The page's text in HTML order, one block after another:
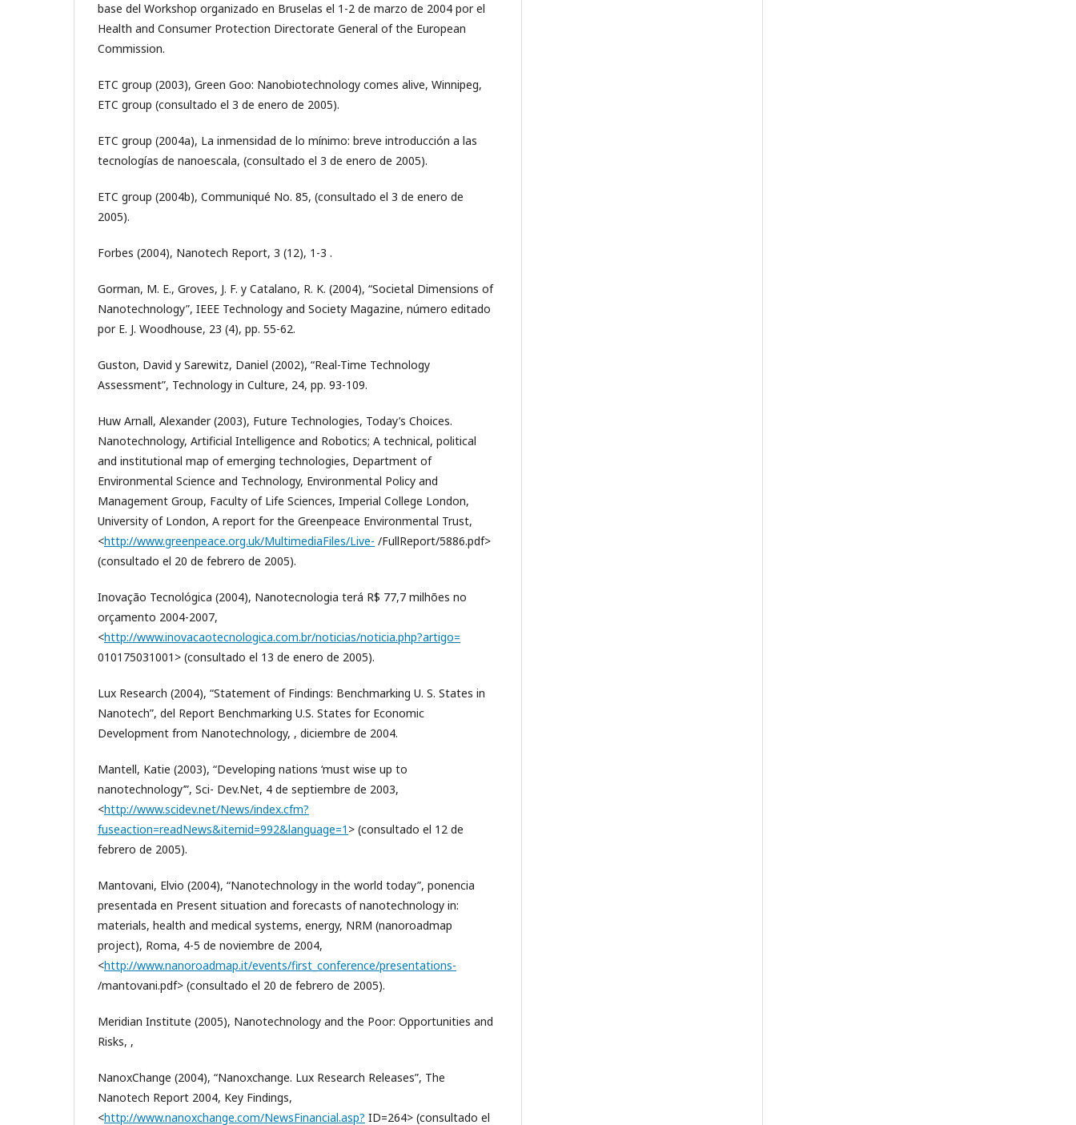
base del Workshop organizado en Bruselas el 1-2 de marzo de 2004 por el
Health and Consumer Protection Directorate General of the European
Commission.
ETC group (2003), Green Goo: Nanobiotechnology comes alive, Winnipeg,
ETC group (consultado el 3 de enero de 2005).
ETC group (2004a), La inmensidad de lo mínimo: breve introducción a las
tecnologías de nanoescala, (consultado el 3 de enero de 2005).
ETC group (2004b), Communiqué No. 85, (consultado el 3 de enero de
2005).
Forbes (2004), Nanotech Report, 3 (12), 1-3 .
Gorman, M. E., Groves, J. F. y Catalano, R. K. (2004), “Societal Dimensions of
Nanotechnology”, IEEE Technology and Society Magazine, número editado
por E. J. Woodhouse, 23 (4), pp. 55-62.
Guston, David y Sarewitz, Daniel (2002), “Real-Time Technology
Assessment”, Technology in Culture, 24, pp. 93-109.
Huw Arnall, Alexander (2003), Future Technologies, Today’s Choices.
Nanotechnology, Artificial Intelligence and Robotics; A technical, political
and institutional map of emerging technologies, Department of
Environmental Science and Technology, Environmental Policy and
Management Group, Faculty of Life Sciences, Imperial College London,
University of London, A report for the Greenpeace Environmental Trust,
<http://www.greenpeace.org.uk/MultimediaFiles/Live- /FullReport/5886.pdf>
(consultado el 20 de febrero de 2005).
Inovação Tecnológica (2004), Nanotecnologia terá R$ 77,7 milhões no
orçamento 2004-2007,
<http://www.inovacaotecnologica.com.br/noticias/noticia.php?artigo=
010175031001> (consultado el 13 de enero de 2005).
Lux Research (2004), “Statement of Findings: Benchmarking U. S. States in
Nanotech”, del Report Benchmarking U.S. States for Economic
Development from Nanotechnology, , diciembre de 2004.
Mantell, Katie (2003), “Developing nations ‘must wise up to
nanotechnology’”, Sci- Dev.Net, 4 de septiembre de 2003,
<http://www.scidev.net/News/index.cfm?
fuseaction=readNews&itemid=992&language=1 > (consultado el 12 de
febrero de 2005).
Mantovani, Elvio (2004), “Nanotechnology in the world today”, ponencia
presentada en Present situation and forecasts of nanotechnology in:
materials, health and medical systems, energy, NRM (nanoroadmap
project), Roma, 4-5 de noviembre de 2004,
<http://www.nanoroadmap.it/events/first_conference/presentations-
/mantovani.pdf> (consultado el 20 de febrero de 2005).
Meridian Institute (2005), Nanotechnology and the Poor: Opportunities and
Risks, ,
NanoxChange (2004), “Nanoxchange. Lux Research Releases”, The
Nanotech Report 2004, Key Findings,
<http://www.nanoxchange.com/NewsFinancial.asp? ID=264> (consultado el